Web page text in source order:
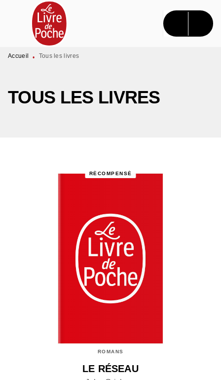
MENU RECHERCHE CONTENU
PIED DE PAGE
Accueil • Tous les livres
TOUS LES LIVRES
RÉCOMPENSÉ
ROMANS
LE RÉSEAU